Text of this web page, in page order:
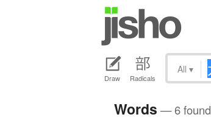
Draw Radicals
All ▾
Words — 6 found